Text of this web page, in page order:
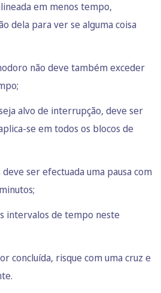
em menos tempo,
dela para ver se alguma coisa
não deve também exceder
alvo de interrupção, deve ser
se em todos os blocos de
ser efectuada uma pausa com
intervalos de tempo neste
concluída, risque com uma cruz e